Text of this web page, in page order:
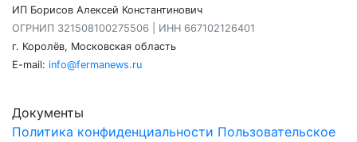
ИП Борисов Алексей Константинович
ОГРНИП 321508100275506 | ИНН 667102126401
г. Королёв, Московская область
E-mail: info@fermanews.ru
Документы
Политика конфиденциальности Пользовательское